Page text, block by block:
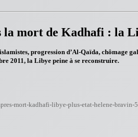
la mort de Kadhafi : la
progression d’Al-Qaïda, chômage
2011, la Libye peine à se reconstruire.
mort-kadhafi-libye-plus-etat-helene-bravin-